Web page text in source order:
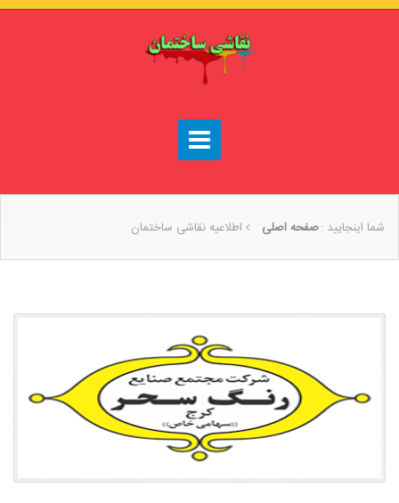
شما اینجایید :صفحه اصلی اطلاعیه نقاشی ساختمان